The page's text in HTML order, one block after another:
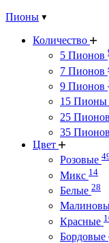
Пионы
Количество
5 Пионов
7 Пионов
9 Пионов
15 Пионы
25 Пионов
35 Пионов
Цвет
Розовые
Микс 14
Белые 28
Красные
Бордовые